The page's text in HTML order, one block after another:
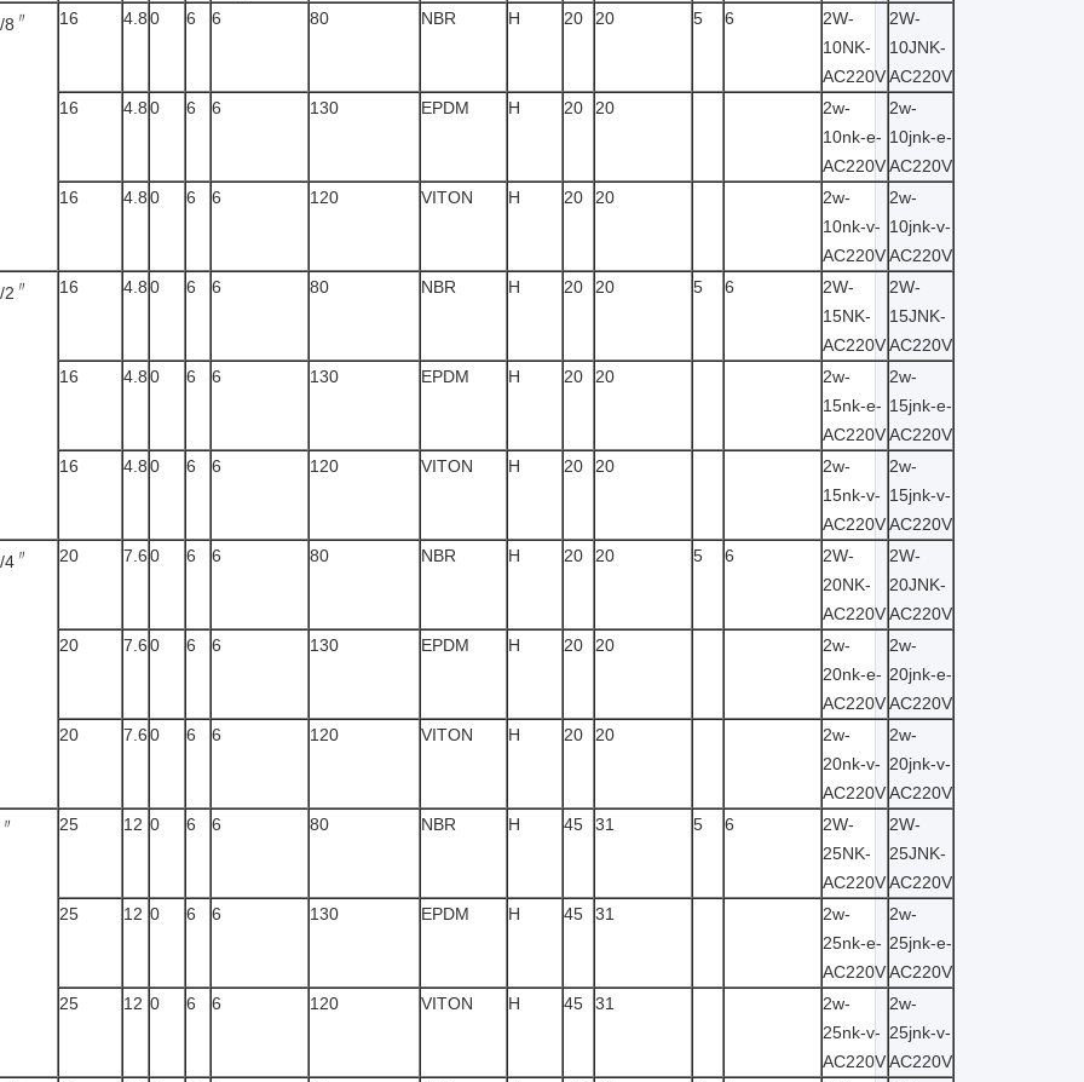
8 〃 16 4.80 6 6 80 NBR H 20 20 5 6
2W-
10NK-
AC220V
2W-
10JNK-
AC220V
16
4.80 6 6 130 EPDM H 20 20
2w-
10nk-e-
AC220V
2w-
10jnk-e-
AC220V
16
4.80 6 6 120 VITON H 20 20
2w-
10nk-v-
AC220V
2w-
10jnk-v-
AC220V
2 〃 16 4.80 6 6 80 NBR H 20 20 5 6
2W-
15NK-
AC220V
2W-
15JNK-
AC220V
16
4.80 6 6 130 EPDM H 20 20
2w-
15nk-e-
AC220V
2w-
15jnk-e-
AC220V
16
4.80 6 6 120 VITON H 20 20
2w-
15nk-v-
AC220V
2w-
15jnk-v-
AC220V
4 〃 20 7.60 6 6 80 NBR H 20 20 5 6
2W-
20NK-
AC220V
2W-
20JNK-
AC220V
20
7.60 6 6 130 EPDM H 20 20
2w-
20nk-e-
AC220V
2w-
20jnk-e-
AC220V
20
7.60 6 6 120 VITON H 20 20
2w-
20nk-v-
AC220V
2w-
20jnk-v-
AC220V
〃 25 12 0 6 6 80 NBR H 45 31 5 6
2W-
25NK-
AC220V
2W-
25JNK-
AC220V
25
12 0 6 6 130 EPDM H 45 31
2w-
25nk-e-
AC220V
2w-
25jnk-e-
AC220V
25
12 0 6 6 120 VITON H 45 31
2w-
25nk-v-
AC220V
2w-
25jnk-v-
AC220V